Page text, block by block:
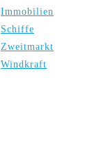
Immobilien
Schiffe
Zweitmarkt
Windkraft